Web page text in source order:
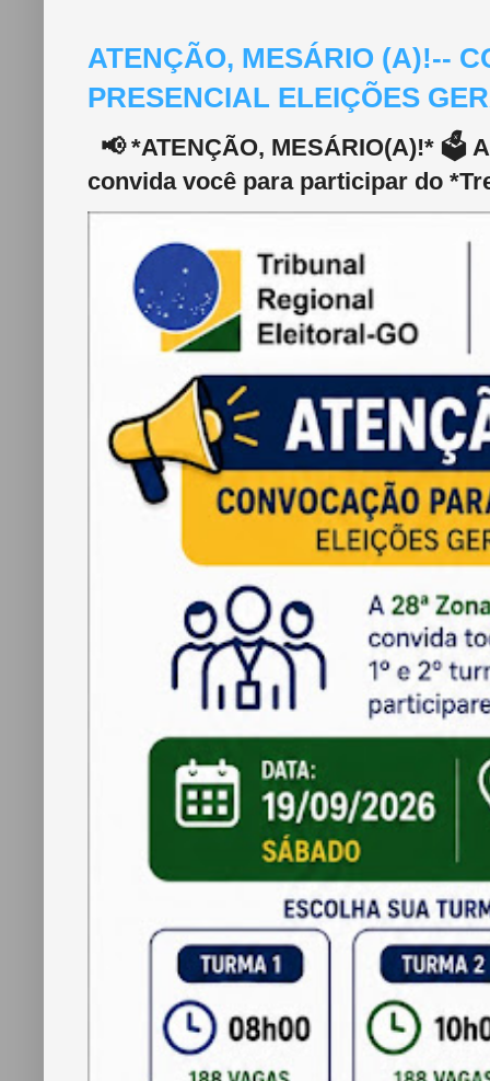
ATENÇÃO, MESÁRIO (A)!--
PRESENCIAL ELEIÇÕES
📢 *ATENÇÃO, MESÁRIO(A)!* 🗳️
convida você para participar do